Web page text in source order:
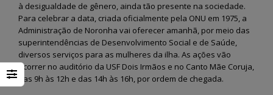
à desigualdade de gênero, ainda tão presente na sociedade.
Para celebrar a data, criada oficialmente pela ONU em 1975, a
Administração de Noronha vai oferecer amanhã, por meio das
superintendências de Desenvolvimento Social e de Saúde,
diversos serviços para as mulheres da ilha. As ações vão
ocorrer no auditório da USF Dois Irmãos e no Canto Mãe Coruja,
das 9h às 12h e das 14h às 16h, por ordem de chegada.